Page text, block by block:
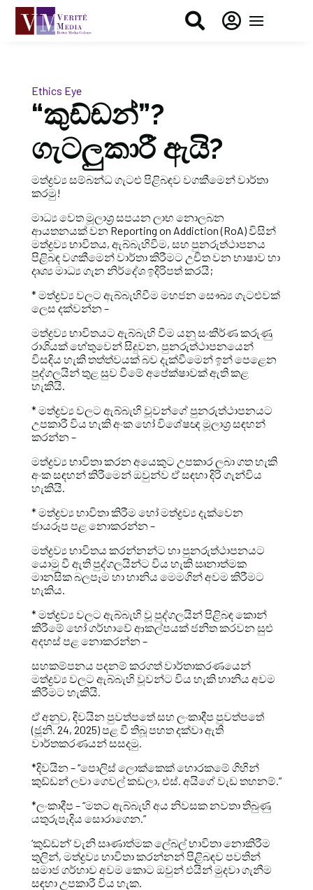
 
Ethics Eye
“කුඩ්ඩන්”?
ගැටලුකාරී ඇයි?
මත්ද්‍රව්‍ය සම්බන්ධ ගැටළු පිළිබඳව වගකීමෙන් වාර්තා
කරමු!
මාධ්‍ය වෙත මූලාශ්‍ර සපයන ලාභ නොලබන
ආයතනයක් වන Reporting on Addiction (RoA) විසින්
මත්ද්‍රව්‍ය භාවිතය, ඇබ්බැහිවීම, සහ පුනරුත්ථාපනය
පිළිබඳ වගකීමෙන් වාර්තා කිරීමට උචිත වන භාෂාව හා
දෘශ්‍ය මාධ්‍ය ගැන නිර්දේශ ඉදිරිපත් කරයි;
* මත්ද්‍රව්‍ය වලට ඇබ්බැහිවීම මහජන සෞඛ්‍ය ගැටළුවක්
ලෙස දක්වන්න –
මත්ද්‍රව්‍ය භාවිතයට ඇබ්බැහි වීම යනු සංකීර්ණ කරුණු
රාශියක් හේතුවෙන් සිදුවන, පුනරුත්ථාපනයෙන්
විසඳිය හැකි තත්ත්වයක් බව දැක්වීමෙන් ඉන් පෙළෙන
පුද්ගලයින් තුළ සුව වීමේ අපේක්ෂාවක් ඇති කළ
හැකියි.
* මත්ද්‍රව්‍ය වලට ඇබ්බැහි වූවන්ගේ පුනරුත්ථාපනයට
උපකාරී විය හැකි අංක හෝ විශේෂඥ මූලාශ්‍ර සඳහන්
කරන්න –
මත්ද්‍රව්‍ය භාවිතා කරන අයෙකුට උපකාර ලබා ගත හැකි
අංක සඳහන් කිරීමෙන් ඔවුන්ව ඒ සඳහා දිරි ගැන්විය
හැකියි.
* මත්ද්‍රව්‍ය භාවිතා කිරීම හෝ මත්ද්‍රව්‍ය දැක්වෙන
ජායරූප පළ නොකරන්න –
මත්ද්‍රව්‍ය භාවිතය කරන්නන්ට හා පුනරුත්ථාපනයට
යොමු වී ඇති පුද්ගලයින්ට විය හැකි ඍනාත්මක
මානසික බලපෑම හා හානිය මෙමගින් අවම කිරීමට
හැකිය.
* මත්ද්‍රව්‍ය වලට ඇබ්බැහි වූ පුද්ගලයින් පිළිබඳ කොන්
කිරීමේ හෝ ගර්හාවේ ආකල්පයක් ජනිත කරවන සුළු
අදහස් පළ නොකරන්න –
සහකම්පනය පදනම් කරගත් වාර්තාකරණයෙන්
මත්ද්‍රව්‍ය වලට ඇබ්බැහි වූවන්ට විය හැකි හානිය අවම
කිරීමට හැකියි.
ඒ අනුව, දිවයින පුවත්පතේ සහ ලංකාදීප පුවත්පතේ
(ජූනි. 24, 2025) පළ වී තිබූ පහත දක්වා ඇති
වාර්තකරණයන් සසදමු.
*දිවයින – “පොලිස් ලොක්කෙක් හොරකමේ ගිහින්
කුඩ්ඩන් ලවා ගෙවල් කඩලා, එස්. අයිගේ වැඩ තහනම්.”
*ලංකාදීප – “මතට ඇබ්බැහි අය නිවසක නවතා තිබුණු
යතුරුපැදිය සොරාගෙන.”
‘කුඩ්ඩන්’ වැනි සෘණාත්මක ලේබල් භාවිතා නොකිරීම
තුලින්, මත්ද්‍රව්‍ය භාවිතා කරන්නන් පිළිබඳව පවතින්
සමාජ ගර්හාව අවම කොට ඔවුන් එයින් මුදවා ගැනීම
සඳහා උපකාරී විය හැක.